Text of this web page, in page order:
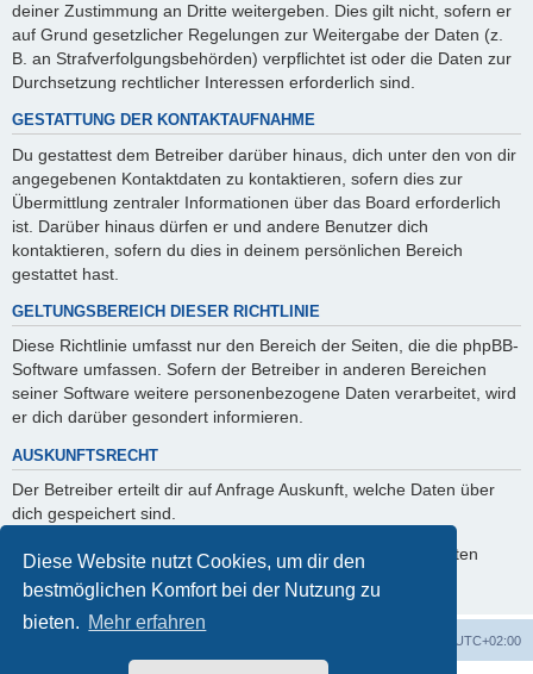
Diese Website nutzt Cookies, um dir den
bestmöglichen Komfort bei der Nutzung zu
bieten. Mehr erfahren
deiner Zustimmung an Dritte weitergeben. Dies gilt nicht, sofern er
auf Grund gesetzlicher Regelungen zur Weitergabe der Daten (z.
B. an Strafverfolgungsbehörden) verpflichtet ist oder die Daten zur
Durchsetzung rechtlicher Interessen erforderlich sind.
GESTATTUNG DER KONTAKTAUFNAHME
Du gestattest dem Betreiber darüber hinaus, dich unter den von dir
angegebenen Kontaktdaten zu kontaktieren, sofern dies zur
Übermittlung zentraler Informationen über das Board erforderlich
ist. Darüber hinaus dürfen er und andere Benutzer dich
kontaktieren, sofern du dies in deinem persönlichen Bereich
gestattet hast.
GELTUNGSBEREICH DIESER RICHTLINIE
Diese Richtlinie umfasst nur den Bereich der Seiten, die die phpBB-
Software umfassen. Sofern der Betreiber in anderen Bereichen
seiner Software weitere personenbezogene Daten verarbeitet, wird
er dich darüber gesondert informieren.
AUSKUNFTSRECHT
Der Betreiber erteilt dir auf Anfrage Auskunft, welche Daten über
dich gespeichert sind.
Du kannst jederzeit die Löschung bzw. Sperrung deiner Daten
verlangen. Kontaktiere hierzu bitte den Betreiber.
UTC+02:00